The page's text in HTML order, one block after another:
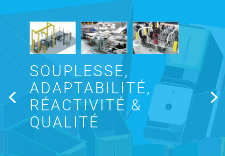
SOUPLESSE,
ADAPTABILITÉ,
RÉACTIVITÉ &
QUALITÉ